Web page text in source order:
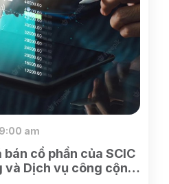
cổ phần của SCIC
và Dịch vụ công cộng
9:00 am